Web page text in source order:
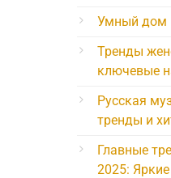
Умный дом
Тренды
ключевые
Русская
тренды и
Главные
2025: